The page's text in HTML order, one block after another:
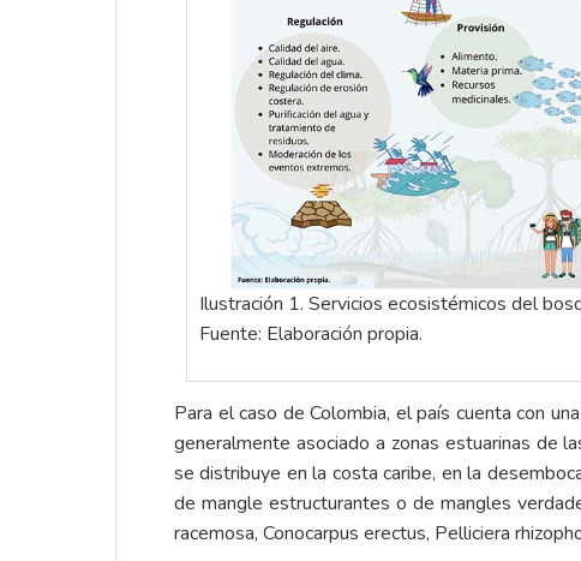
Ilustración 1. Servicios ecosistémicos del
Fuente: Elaboración propia.
Para el caso de Colombia, el país cuenta con
generalmente asociado a zonas estuarinas de
se distribuye en la costa caribe, en la
de mangle estructurantes o de mangles
racemosa, Conocarpus erectus, Pelliciera